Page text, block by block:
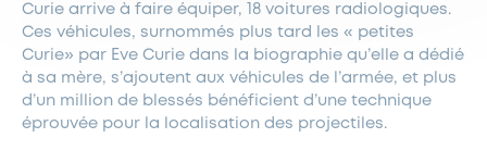
Curie arrive à faire équiper, 18 voitures radiologiques.
Ces véhicules, surnommés plus tard les « petites
Curie» par Eve Curie dans la biographie qu’elle a dédié
à sa mère, s’ajoutent aux véhicules de l’armée, et plus
d’un million de blessés bénéficient d’une technique
éprouvée pour la localisation des projectiles.